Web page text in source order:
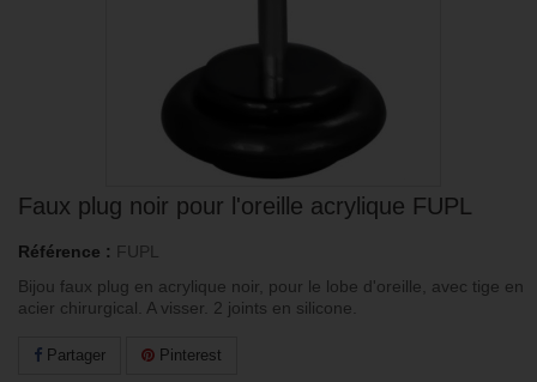
Faux plug noir pour l'oreille acrylique FUPL
Référence : FUPL
Bijou faux plug en acrylique noir, pour le lobe d'oreille, avec tige en
acier chirurgical. A visser. 2 joints en silicone.
Partager Pinterest